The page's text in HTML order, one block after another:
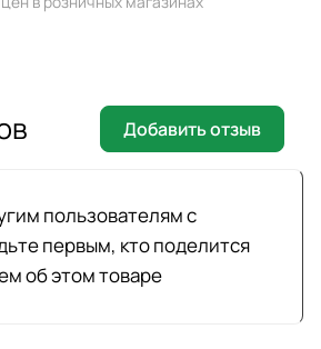
пользователям с
первым, кто поделится
об этом товаре
Добавить отзыв